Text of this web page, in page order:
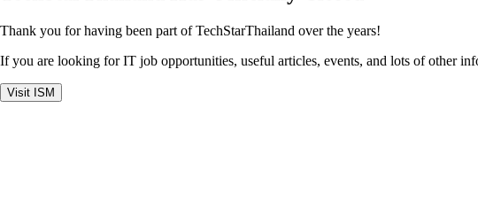
Thank you for having been part of TechStarThailand over the years!
If you are looking for IT job opportunities, useful articles, events, and lots of other
Visit ISM